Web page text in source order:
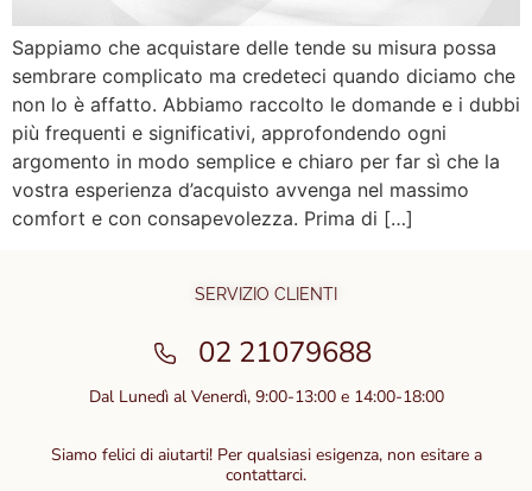
Sappiamo che acquistare delle tende su misura possa
sembrare complicato ma credeteci quando diciamo che
non lo è affatto. Abbiamo raccolto le domande e i dubbi
più frequenti e significativi, approfondendo ogni
argomento in modo semplice e chiaro per far sì che la
vostra esperienza d’acquisto avvenga nel massimo
comfort e con consapevolezza. Prima di […]
SERVIZIO CLIENTI
02 21079688
Dal Lunedì al Venerdì, 9:00-13:00 e 14:00-18:00
Siamo felici di aiutarti! Per qualsiasi esigenza, non esitare a
contattarci.